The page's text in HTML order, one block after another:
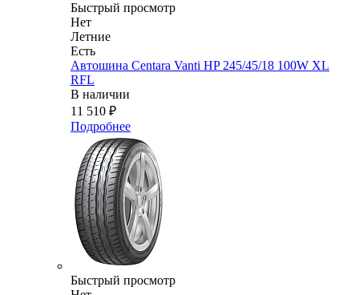
Быстрый просмотр
Нет
Летние
Есть
Автошина Centara Vanti HP 245/45/18 100W XL
RFL
В наличии
11 510 ₽
Подробнее
Быстрый просмотр